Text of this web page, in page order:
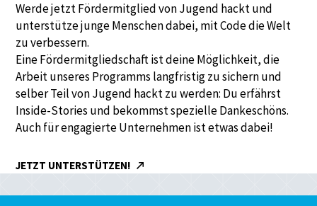
Werde jetzt Fördermitglied von Jugend hackt und
unterstütze junge Menschen dabei, mit Code die Welt
zu verbessern.
Eine Fördermitgliedschaft ist deine Möglichkeit, die
Arbeit unseres Programms langfristig zu sichern und
selber Teil von Jugend hackt zu werden: Du erfährst
Inside-Stories und bekommst spezielle Dankeschöns.
Auch für engagierte Unternehmen ist etwas dabei!
JETZT UNTERSTÜTZEN!